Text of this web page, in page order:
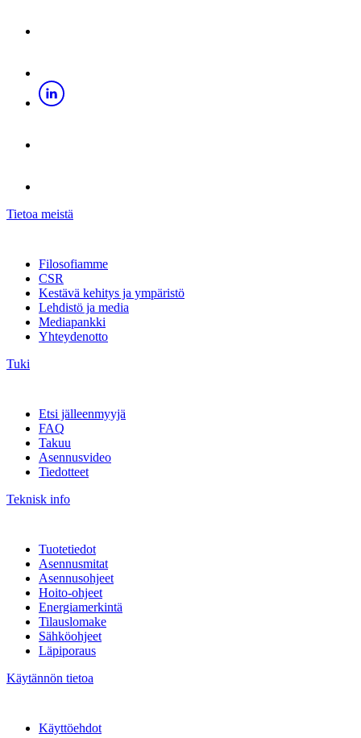
Tietoa meistä
Filosofiamme
CSR
Kestävä kehitys ja ympäristö
Lehdistö ja media
Mediapankki
Yhteydenotto
Tuki
Etsi jälleenmyyjä
FAQ
Takuu
Asennusvideo
Tiedotteet
Teknisk info
Tuotetiedot
Asennusmitat
Asennusohjeet
Hoito-ohjeet
Energiamerkintä
Tilauslomake
Sähköohjeet
Läpiporaus
Käytännön tietoa
Käyttöehdot